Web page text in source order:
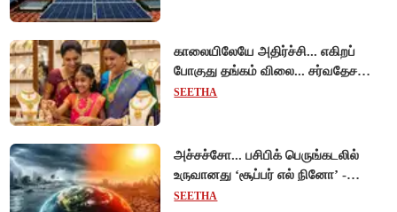
காலையிலேயே அதிர்ச்சி... எகிறப்
போகுது தங்கம் விலை... சர்வதேச
சந்தையில் $192 உயர்வு - இந்திய
SEETHA
அச்சச்சோ... பசிபிக் பெருங்கடலில்
உருவானது ‘சூப்பர் எல் நினோ’ -
வானிலை ஆய்வாளர் எச்சரிக்கை!
SEETHA